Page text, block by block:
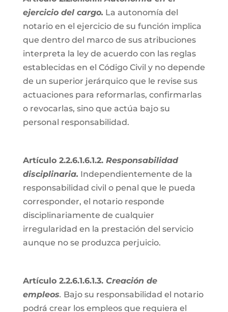
ejercicio del cargo. La autonomía del
notario en el ejercicio de su función implica
que dentro del marco de sus atribuciones
interpreta la ley de acuerdo con las reglas
establecidas en el Código Civil y no depende
de un superior jerárquico que le revise sus
actuaciones para reformarlas, confirmarlas
o revocarlas, sino que actúa bajo su
personal responsabilidad.
Artículo 2.2.6.1.6.1.2.Responsabilidad
disciplinaria. Independientemente de la
responsabilidad civil o penal que le pueda
corresponder, el notario responde
disciplinariamente de cualquier
irregularidad en la prestación del servicio
aunque no se produzca perjuicio.
Artículo 2.2.6.1.6.1.3. Creación de
empleos. Bajo su responsabilidad el notario
podrá crear los empleos que requiera el